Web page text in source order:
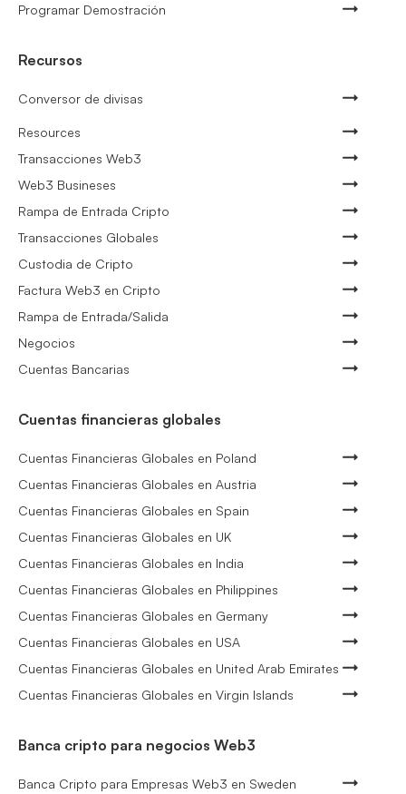
Programar Demostración
Recursos
Conversor de divisas
Resources
Transacciones Web3
Web3 Busineses
Rampa de Entrada Cripto
Transacciones Globales
Custodia de Cripto
Factura Web3 en Cripto
Rampa de Entrada/Salida
Negocios
Cuentas Bancarias
Cuentas financieras globales
Cuentas Financieras Globales en Poland
Cuentas Financieras Globales en Austria
Cuentas Financieras Globales en Spain
Cuentas Financieras Globales en UK
Cuentas Financieras Globales en India
Cuentas Financieras Globales en Philippines
Cuentas Financieras Globales en Germany
Cuentas Financieras Globales en USA
Cuentas Financieras Globales en United Arab Emirates
Cuentas Financieras Globales en Virgin Islands
Banca cripto para negocios Web3
Banca Cripto para Empresas Web3 en Sweden